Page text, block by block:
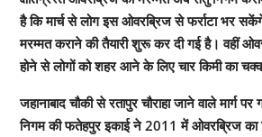
है कि मार्च से लोग इस ओवरब्रिज से फर्राटा भर
मरम्मत कराने की तैयारी शुरू कर दी गई है। वहीं
होने से लोगों को शहर आने के लिए चार किमी का
जहानाबाद चौकी से रतापुर चौराहा जाने वाले मार्ग
निगम की फतेहपुर इकाई ने 2011 में ओवरब्रिज का